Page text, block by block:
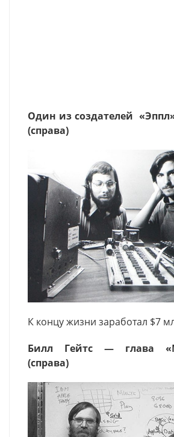
Один из создателей
(справа)
К концу жизни заработал $7
Билл Гейтс — глава
(справа)